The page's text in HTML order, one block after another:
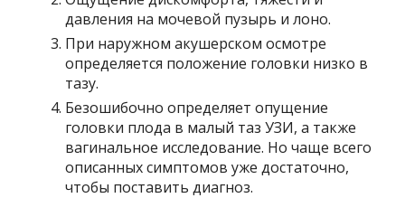
давления на мочевой пузырь и лоно.
При наружном акушерском осмотре
определяется положение головки низко в
тазу.
Безошибочно определяет опущение
головки плода в малый таз УЗИ, а также
вагинальное исследование. Но чаще всего
описанных симптомов уже достаточно,
чтобы поставить диагноз.